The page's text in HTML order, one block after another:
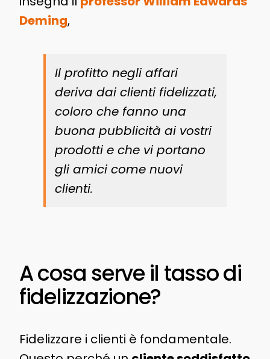
Deming,
Il profitto negli affari
deriva dai clienti fidelizzati,
coloro che fanno una
buona pubblicità ai vostri
prodotti e che vi portano
gli amici come nuovi
clienti.
A cosa serve il tasso di
fidelizzazione?
Fidelizzare i clienti è fondamentale.